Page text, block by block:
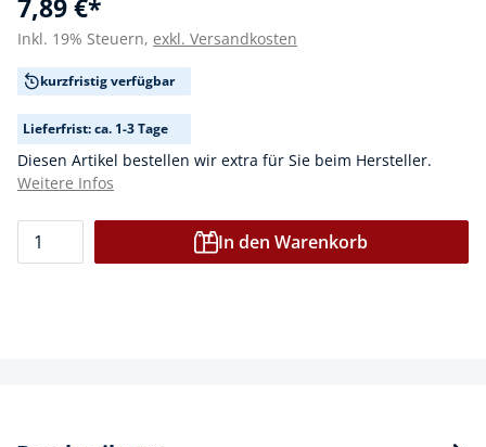
7,89 €*
Inkl. 19% Steuern, exkl. Versandkosten
kurzfristig verfügbar
Lieferfrist: ca. 1-3 Tage
Diesen Artikel bestellen wir extra für Sie beim Hersteller.
Weitere Infos
In den Warenkorb